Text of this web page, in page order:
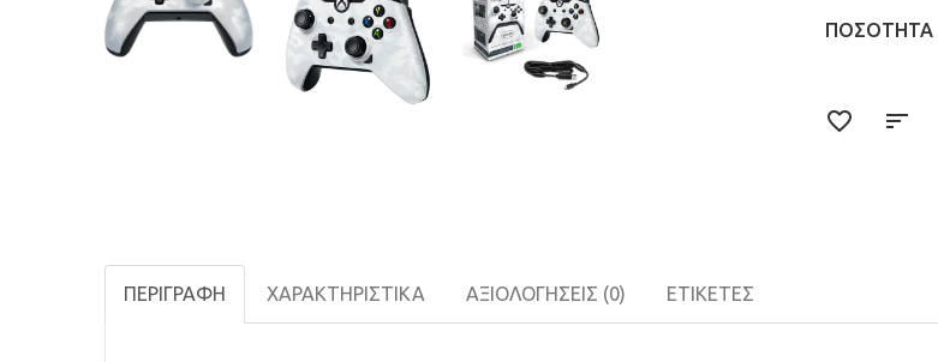
ΠΟΣΌΤΗΤΑ
ΠΕΡΙΓΡΑΦΉ ΧΑΡΑΚΤΗΡΙΣΤΙΚΆ ΑΞΙΟΛΟΓΉΣΕΙΣ (0) ΕΤΙΚΈΤΕΣ